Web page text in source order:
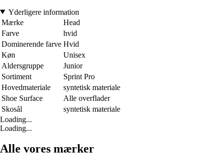
Yderligere information
Mærke
Head
Farve
hvid
Dominerende farve Hvid
Køn
Unisex
Aldersgruppe
Junior
Sortiment
Sprint Pro
Hovedmateriale
syntetisk materiale
Shoe Surface
Alle overflader
Skosål
syntetisk materiale
Loading...
Loading...
Alle vores mærker